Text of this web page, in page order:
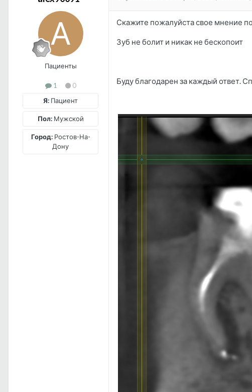
Пациенты
1
0
Я: Пациент
Пол:Мужской
Город:Ростов-На-
Дону
Скажите пожалуйста свое мнение
Зуб не болит и никак не бескопоит
Буду благодарен за каждый ответ.